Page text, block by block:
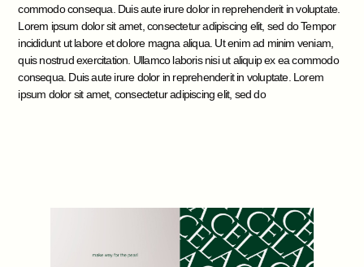
commodo consequa. Duis aute irure dolor in reprehenderit in voluptate.
Lorem ipsum dolor sit amet, consectetur adipiscing elit, sed do Tempor
incididunt ut labore et dolore magna aliqua. Ut enim ad minim veniam,
quis nostrud exercitation. Ullamco laboris nisi ut aliquip ex ea commodo
consequa. Duis aute irure dolor in reprehenderit in voluptate. Lorem
ipsum dolor sit amet, consectetur adipiscing elit, sed do